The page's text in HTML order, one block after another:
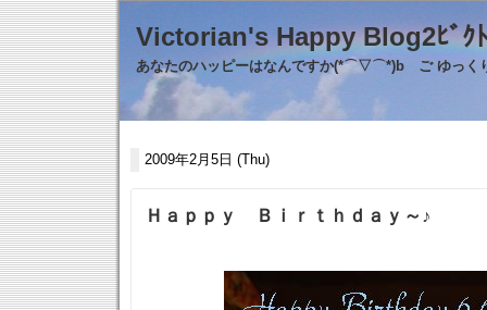
Victorian's Happy
あなたのハッピーはなんですか(*⌒▽⌒*)b ご ゆっく
2009年2月5日 (Thu)
Ｈａｐｐｙ Ｂｉｒｔｈｄａｙ～♪